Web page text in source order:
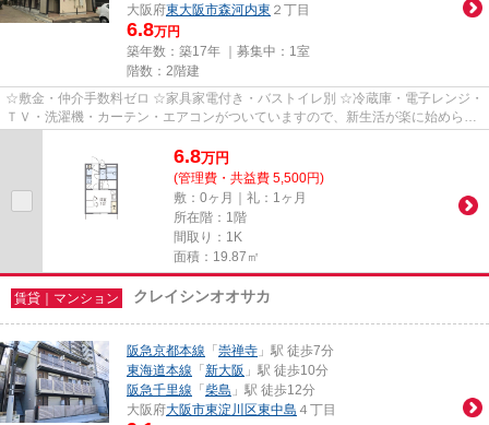
大阪府東大阪市森河内東 ２丁目
6.8万円
築年数：築17年 ｜募集中： 1室
階数：2階建
☆敷金・仲介手数料ゼロ ☆家具家電付き・バストイレ別 ☆冷蔵庫・電子レンジ・
ＴＶ・洗濯機・カーテン・エアコンがついていますので、新生活が楽に始められ
6.8万円
(管理費・共益費 5,500円)
敷：0ヶ月｜礼：1ヶ月
所在階：1階
間取り：1K
面積：19.87㎡
賃貸｜マンション クレイシンオオサカ
阪急京都本線 「 崇禅寺 」駅 徒歩7分
東海道本線 「 新大阪 」駅 徒歩10分
阪急千里線 「 柴島 」駅 徒歩12分
大阪府大阪市東淀川区東中島 ４丁目